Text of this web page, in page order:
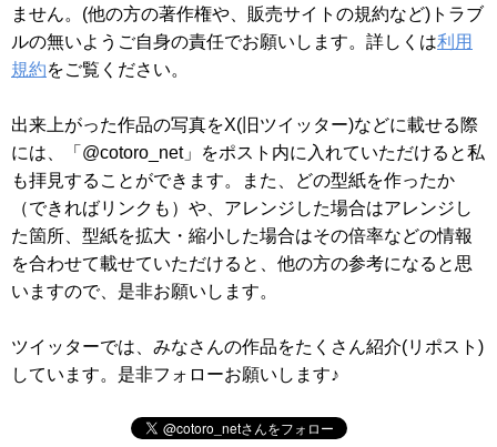
ません。(他の方の著作権や、販売サイトの規約など)トラブ
ルの無いようご自身の責任でお願いします。詳しくは利用
規約をご覧ください。
出来上がった作品の写真をX(旧ツイッター)などに載せる際
には、「@cotoro_net」をポスト内に入れていただけると私
も拝見することができます。また、どの型紙を作ったか
（できればリンクも）や、アレンジした場合はアレンジし
た箇所、型紙を拡大・縮小した場合はその倍率などの情報
を合わせて載せていただけると、他の方の参考になると思
いますので、是非お願いします。
ツイッターでは、みなさんの作品をたくさん紹介(リポスト)
しています。是非フォローお願いします♪